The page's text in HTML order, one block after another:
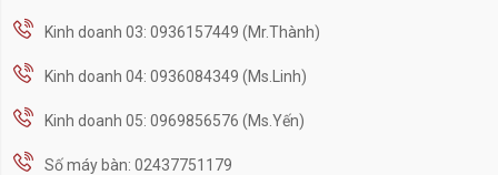
Kinh doanh 03: 0936157449 (Mr.Thành)
Kinh doanh 04: 0936084349 (Ms.Linh)
Kinh doanh 05: 0969856576 (Ms.Yến)
Số máy bàn: 02437751179